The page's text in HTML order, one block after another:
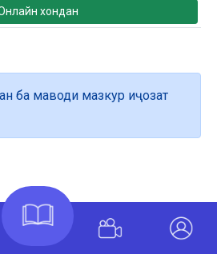
хондан
ба маводи мазкур иҷозат